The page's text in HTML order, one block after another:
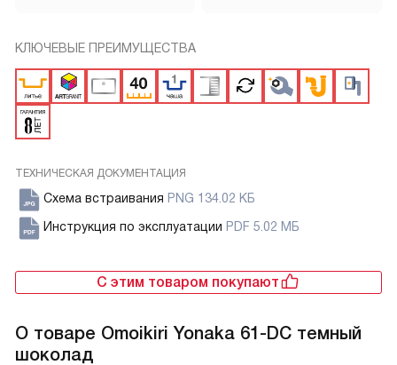
КЛЮЧЕВЫЕ ПРЕИМУЩЕСТВА
ТЕХНИЧЕСКАЯ ДОКУМЕНТАЦИЯ
Схема встраивания PNG 134.02 КБ
Инструкция по эксплуатации PDF 5.02 МБ
С этим товаром покупают
О товаре Omoikiri Yonaka 61-DC темный
шоколад